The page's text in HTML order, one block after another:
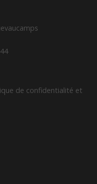
de confidentialité et